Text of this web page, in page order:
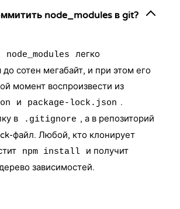
node_modules в git?
node_modules
легко
до сотен мегабайт, и при этом его
момент воспроизвести из
и package-lock.json .
в
.gitignore , а в репозиторий
файл. Любой, кто клонирует
npm install
и получит
зависимостей.